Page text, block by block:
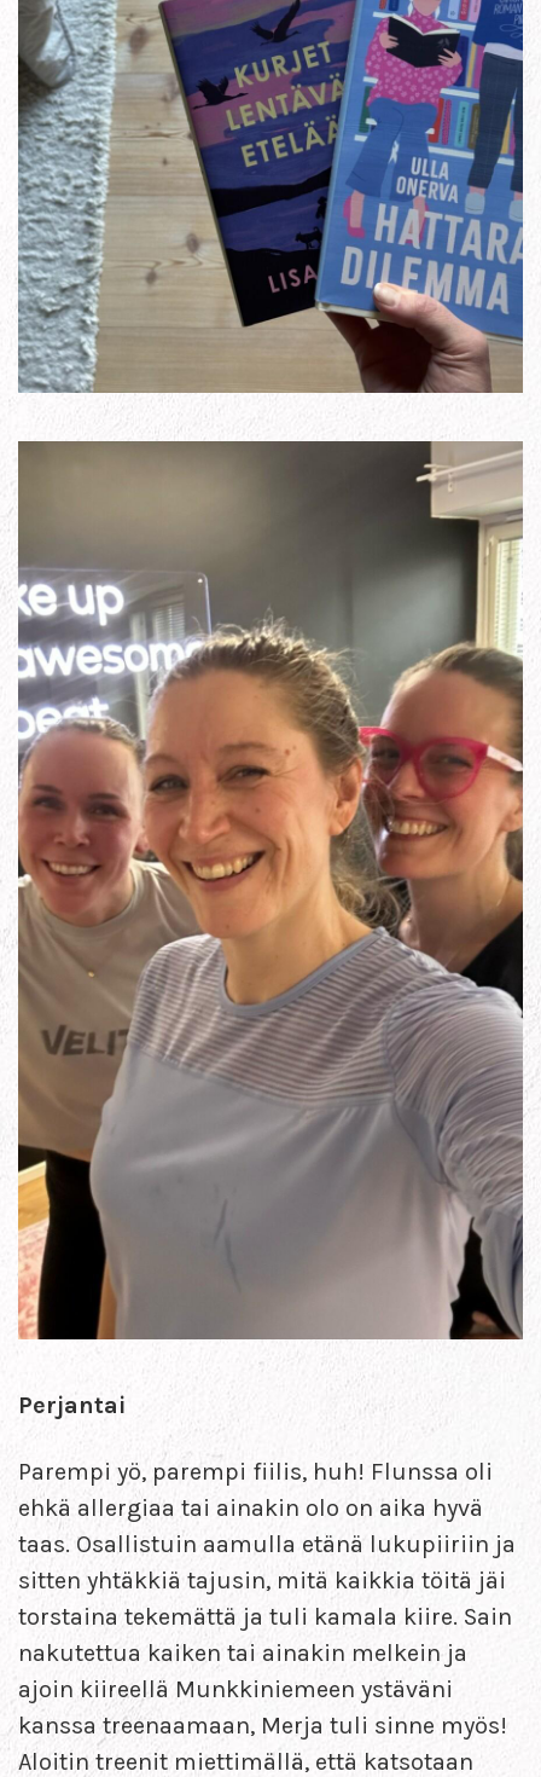
Perjantai
Parempi yö, parempi fiilis, huh! Flunssa oli
ehkä allergiaa tai ainakin olo on aika hyvä
taas. Osallistuin aamulla etänä lukupiiriin ja
sitten yhtäkkiä tajusin, mitä kaikkia töitä jäi
torstaina tekemättä ja tuli kamala kiire. Sain
nakutettua kaiken tai ainakin melkein ja
ajoin kiireellä Munkkiniemeen ystäväni
kanssa treenaamaan, Merja tuli sinne myös!
Aloitin treenit miettimällä, että katsotaan